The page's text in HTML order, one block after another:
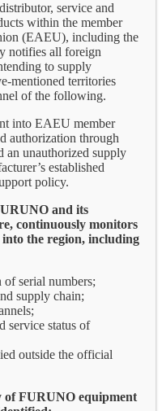
service and
within the member
(EAEU), including the
notifies all foreign
to supply
mentioned territories
of the following.
into EAEU member
authorization through
an unauthorized supply
established
policy.
and its
continuously monitors
the region, including
serial numbers;
supply chain;
service status of
outside the official
of FURUNO equipment